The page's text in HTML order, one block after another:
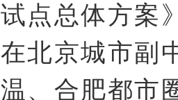
试点总体方案
在北京城市副
温、合肥都市